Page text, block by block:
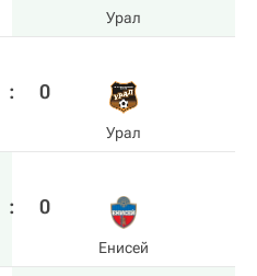
Урал
: 0
Урал
: 0
Енисей